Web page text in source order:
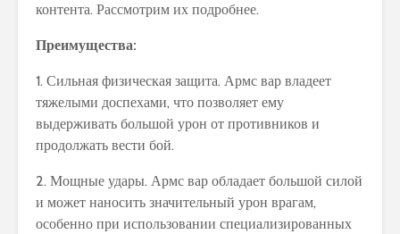
контента. Рассмотрим их подробнее.
Преимущества:
1. Сильная физическая защита. Армс вар владеет
тяжелыми доспехами, что позволяет ему
выдерживать большой урон от противников и
продолжать вести бой.
2. Мощные удары. Армс вар обладает большой силой
и может наносить значительный урон врагам,
особенно при использовании специализированных